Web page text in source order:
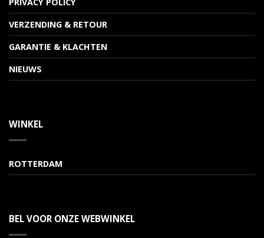
VERZENDING & RETOUR
GARANTIE & KLACHTEN
NIEUWS
WINKEL
ROTTERDAM
BEL VOOR ONZE WEBWINKEL